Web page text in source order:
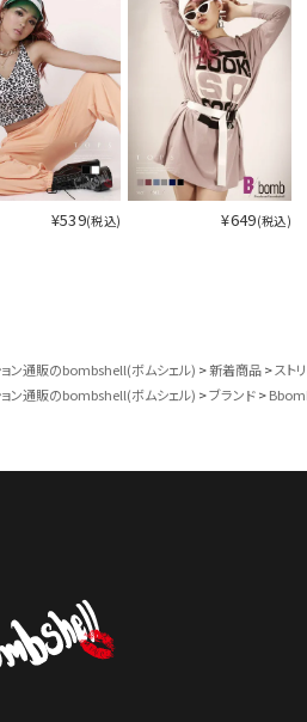
¥539(税込) ¥649(税込)
ョン通販のbombshell(ボムシェル) 新着商品
スト
ョン通販のbombshell(ボムシェル)
ブランド